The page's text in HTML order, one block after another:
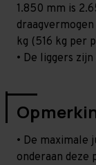
1.850 mm is
kg (516 kg per
• De liggers
• De maximale
onderaan deze